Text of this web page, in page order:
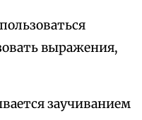
выражения,
заучиванием